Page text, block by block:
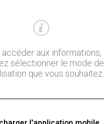
accéder aux informations,
sélectionner le mode de
que vous souhaitez.